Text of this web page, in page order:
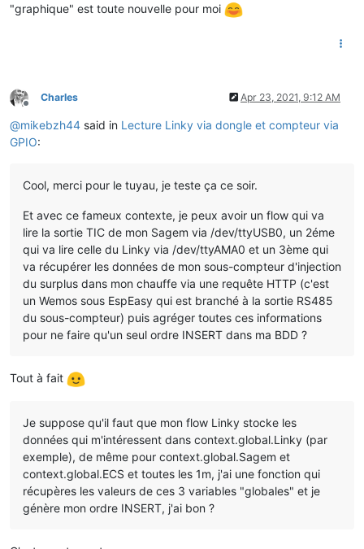
"graphique" est toute nouvelle pour moi
Offline
Charles Apr 23, 2021, 9:12 AM
@mikebzh44 said in Lecture Linky via dongle et compteur via
GPIO:
Cool, merci pour le tuyau, je teste ça ce soir.
Et avec ce fameux contexte, je peux avoir un flow qui va
lire la sortie TIC de mon Sagem via /dev/ttyUSB0, un 2éme
qui va lire celle du Linky via /dev/ttyAMA0 et un 3ème qui
va récupérer les données de mon sous-compteur d'injection
du surplus dans mon chauffe via une requête HTTP (c'est
un Wemos sous EspEasy qui est branché à la sortie RS485
du sous-compteur) puis agréger toutes ces informations
pour ne faire qu'un seul ordre INSERT dans ma BDD ?
Tout à fait
Je suppose qu'il faut que mon flow Linky stocke les
données qui m'intéressent dans context.global.Linky (par
exemple), de même pour context.global.Sagem et
context.global.ECS et toutes les 1m, j'ai une fonction qui
récupères les valeurs de ces 3 variables "globales" et je
génère mon ordre INSERT, j'ai bon ?